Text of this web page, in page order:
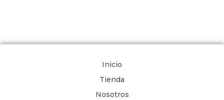
Inicio
Tienda
Nosotros